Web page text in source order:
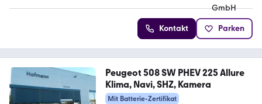
Kontakt Parken
Peugeot 508 SW PHEV 225 Allure
Klima, Navi, SHZ, Kamera
Mit Batterie-Zertifikat